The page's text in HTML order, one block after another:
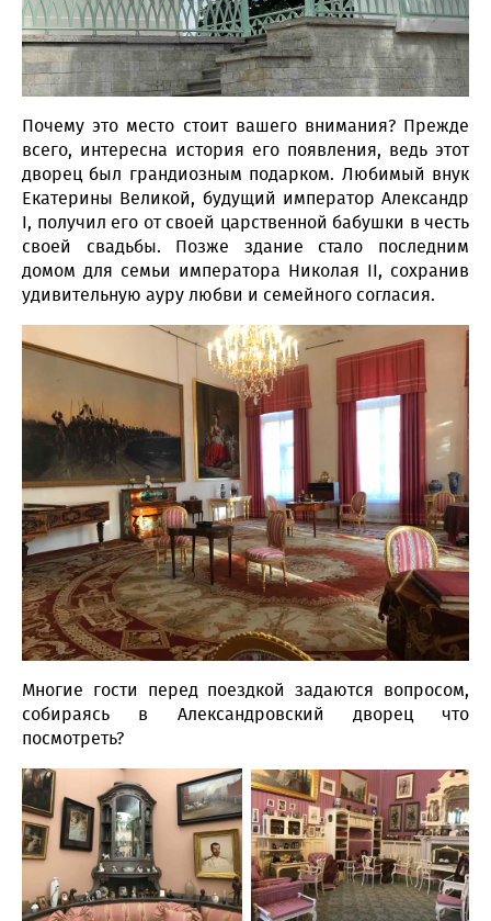
Почему это место стоит вашего внимания? Прежде
всего, интересна история его появления, ведь этот
дворец был грандиозным подарком. Любимый внук
Екатерины Великой, будущий император Александр
I, получил его от своей царственной бабушки в честь
своей свадьбы. Позже здание стало последним
домом для семьи императора Николая II, сохранив
удивительную ауру любви и семейного согласия.
Многие гости перед поездкой задаются вопросом,
собираясь в Александровский дворец что
посмотреть?